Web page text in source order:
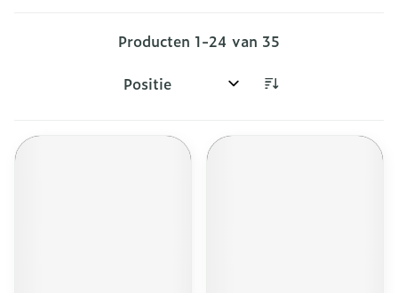
Producten 1-24 van 35
Sorteer op: